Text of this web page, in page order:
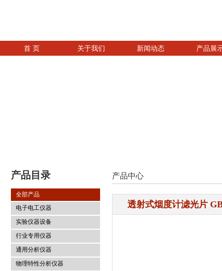
麦科仪（北京）科技有限公司
首 页 关于我们 新闻动态 产品展
产品目录
全部产品
电子电工仪器
实验仪器设备
行业专用仪器
通用分析仪器
物理特性分析仪器
产品中心
透射式烟度计滤光片